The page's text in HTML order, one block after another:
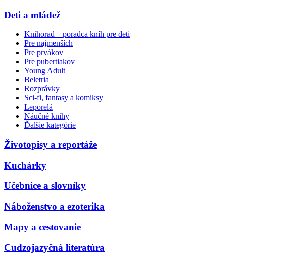
Deti a mládež
Knihorad – poradca kníh pre deti
Pre najmenších
Pre prvákov
Pre pubertiakov
Young Adult
Beletria
Rozprávky
Sci-fi, fantasy a komiksy
Leporelá
Náučné knihy
Ďalšie kategórie
Životopisy a reportáže
Kuchárky
Učebnice a slovníky
Náboženstvo a ezoterika
Mapy a cestovanie
Cudzojazyčná literatúra